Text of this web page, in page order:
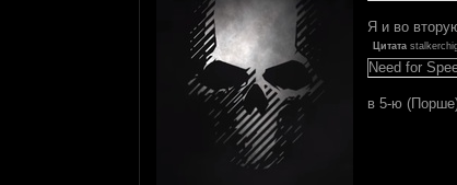
Я и во
Цитата
Need for
в 5-ю